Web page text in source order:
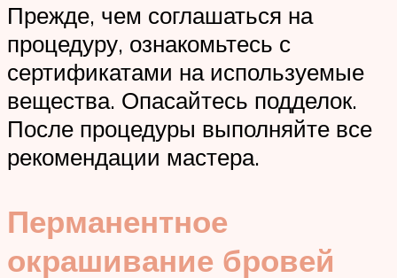
Прежде, чем соглашаться на
процедуру, ознакомьтесь с
сертификатами на используемые
вещества. Опасайтесь подделок.
После процедуры выполняйте все
рекомендации мастера.
Перманентное
окрашивание бровей